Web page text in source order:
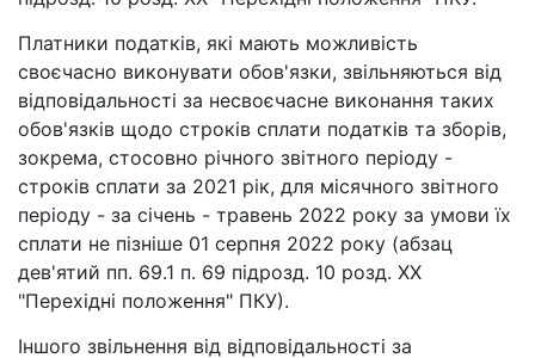
Платники податків, які мають можливість
своєчасно виконувати обов'язки, звільняються від
відповідальності за несвоєчасне виконання таких
обов'язків щодо строків сплати податків та зборів,
зокрема, стосовно річного звітного періоду -
строків сплати за 2021 рік, для місячного звітного
періоду - за січень - травень 2022 року за умови їх
сплати не пізніше 01 серпня 2022 року (абзац
дев'ятий пп. 69.1 п. 69 підрозд. 10 розд. XX
"Перехідні положення" ПКУ).
Іншого звільнення від відповідальності за